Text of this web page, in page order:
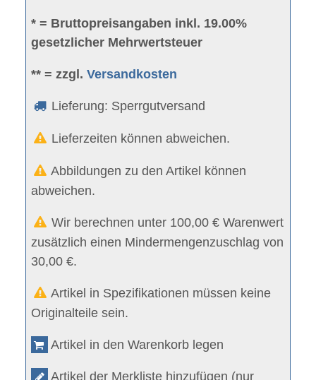
* = Bruttopreisangaben inkl. 19.00%
gesetzlicher Mehrwertsteuer
** = zzgl.Versandkosten
Lieferung: Sperrgutversand
Lieferzeiten können abweichen.
Abbildungen zu den Artikel können
abweichen.
Wir berechnen unter 100,00 € Warenwert
zusätzlich einen Mindermengenzuschlag von
30,00 €.
Artikel in Spezifikationen müssen keine
Originalteile sein.
Artikel in den Warenkorb legen
Artikel der Merkliste hinzufügen (nur